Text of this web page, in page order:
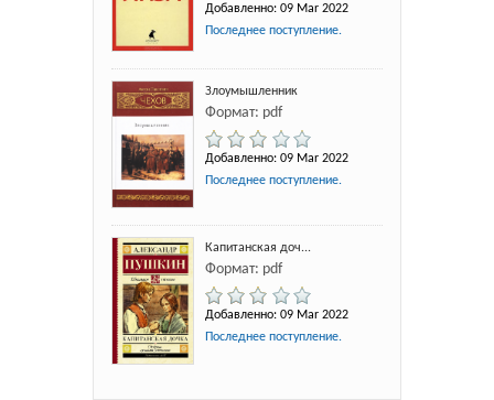
Добавленно: 09 Mar 2022
Последнее поступление.
Злоумышленник
Формат: pdf
Добавленно: 09 Mar 2022
Последнее поступление.
Капитанская доч...
Формат: pdf
Добавленно: 09 Mar 2022
Последнее поступление.